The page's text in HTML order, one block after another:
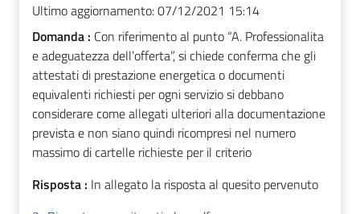
Ultimo aggiornamento:07/12/2021 15:14
Domanda : Con riferimento al punto “A. Professionalita
e adeguatezza dell’offerta”, si chiede conferma che gli
attestati di prestazione energetica o documenti
equivalenti richiesti per ogni servizio si debbano
considerare come allegati ulteriori alla documentazione
prevista e non siano quindi ricompresi nel numero
massimo di cartelle richieste per il criterio
Risposta : In allegato la risposta al quesito pervenuto